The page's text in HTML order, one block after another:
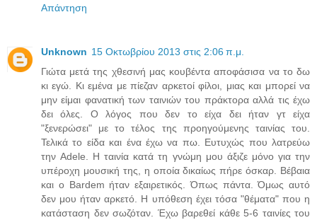
Απάντηση
Unknown 15 Οκτωβρίου 2013 στις 2:06 π.μ.
Γιώτα μετά της χθεσινή μας κουβέντα αποφάσισα να το δω
κι εγώ. Kι εμένα με πίεζαν αρκετοί φίλοι, μιας και μπορεί να
μην είμαι φανατική των ταινιών του πράκτορα αλλά τις έχω
δει όλες. Ο λόγος που δεν το είχα δει ήταν γτ είχα
"ξενερώσει" με το τέλος της προηγούμενης ταινίας του.
Τελικά το είδα και ένα έχω να πω. Ευτυχώς που λατρεύω
την Adele. Η ταινία κατά τη γνώμη μου άξιζε μόνο για την
υπέροχη μουσική της, η οποία δικαίως πήρε όσκαρ. Βέβαια
και ο Bardem ήταν εξαιρετικός. Όπως πάντα. Όμως αυτό
δεν μου ήταν αρκετό. Η υπόθεση έχει τόσα "θέματα" που η
κατάσταση δεν σωζόταν. Έχω βαρεθεί κάθε 5-6 ταινίες του